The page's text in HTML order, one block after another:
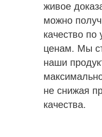
живое
можно
качество по
ценам. Мы
наши
не снижая
качества.